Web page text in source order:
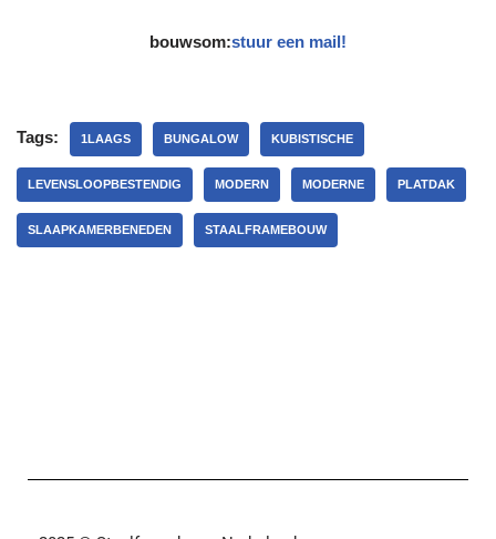
bouwsom:stuur een mail!
Tags: 1LAAGS BUNGALOW KUBISTISCHE
LEVENSLOOPBESTENDIG MODERN MODERNE PLATDAK
SLAAPKAMERBENEDEN STAALFRAMEBOUW